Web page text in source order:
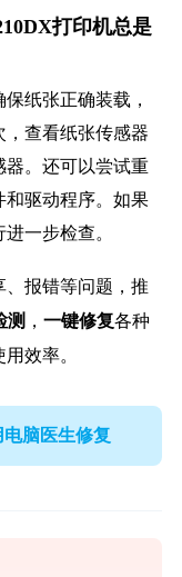
打印机总是
纸张正确装载，
查看纸张传感器
器。还可以尝试重
和驱动程序。如果
一步检查。
报错等问题，推
测， 一键修复各种
效率。
脑医生修复